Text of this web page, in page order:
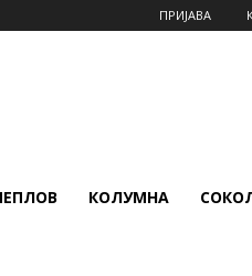
ПРИЈАВА
КОЛУМНА